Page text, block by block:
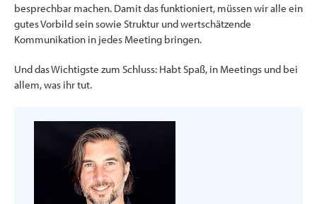
besprechbar machen. Damit das funktioniert, müssen wir alle ein
gutes Vorbild sein sowie Struktur und wertschätzende
Kommunikation in jedes Meeting bringen.
Und das Wichtigste zum Schluss: Habt Spaß, in Meetings und bei
allem, was ihr tut.